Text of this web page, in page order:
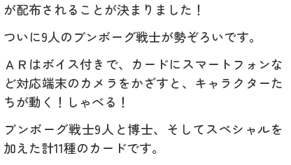
が配布されることが決まりました！
ついに9人のブンボーグ戦士が勢ぞろいです。
ＡＲはボイス付きで、カードにスマートフォンな
ど対応端末のカメラをかざすと、キャラクターた
ちが動く！しゃべる！
ブンボーグ戦士9人と博士、そしてスペシャルを
加えた計11種のカードです。